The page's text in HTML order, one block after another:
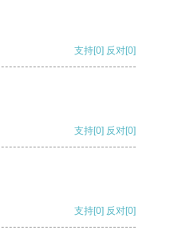
支持[0] 反对[0]
支持[0] 反对[0]
支持[0] 反对[0]